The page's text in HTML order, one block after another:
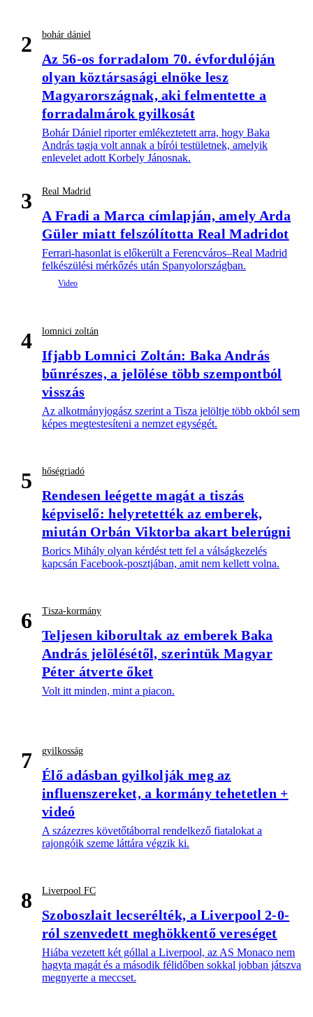
2 bohár dániel
Az 56-os forradalom 70. évfordulóján
olyan köztársasági elnöke lesz
Magyarországnak, aki felmentette a
forradalmárok gyilkosát
Bohár Dániel riporter emlékeztetett arra, hogy Baka
András tagja volt annak a bírói testületnek, amelyik
enlevelet adott Korbely Jánosnak.
3 Real Madrid
A Fradi a Marca címlapján, amely Arda
Güler miatt felszólította Real Madridot
Ferrari-hasonlat is előkerült a Ferencváros–Real Madrid
felkészülési mérkőzés után Spanyolországban.
4 lomnici zoltán
Ifjabb Lomnici Zoltán: Baka András
bűnrészes, a jelölése több szempontból
visszás
Az alkotmányjogász szerint a Tisza jelöltje több okból sem
képes megtestesíteni a nemzet egységét.
5 hőségriadó
Rendesen leégette magát a tiszás
képviselő: helyretették az emberek,
miután Orbán Viktorba akart belerúgni
Borics Mihály olyan kérdést tett fel a válságkezelés
kapcsán Facebook-posztjában, amit nem kellett volna.
6 Tisza-kormány
Teljesen kiborultak az emberek Baka
András jelölésétől, szerintük Magyar
Péter átverte őket
Volt itt minden, mint a piacon.
7 gyilkosság
Élő adásban gyilkolják meg az
influenszereket, a kormány tehetetlen +
videó
A százezres követőtáborral rendelkező fiatalokat a
rajongóik szeme láttára végzik ki.
8 Liverpool FC
Szoboszlait lecserélték, a Liverpool 2-0-
ról szenvedett meghökkentő vereséget
Hiába vezetett két góllal a Liverpool, az AS Monaco nem
hagyta magát és a második félidőben sokkal jobban játszva
megnyerte a meccset.